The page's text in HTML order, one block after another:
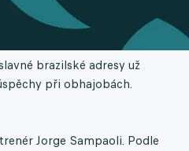
brazilské adresy už
při obhajobách.
Jorge Sampaoli. Podle